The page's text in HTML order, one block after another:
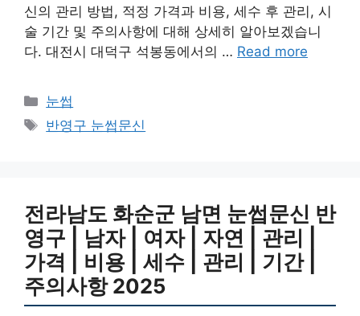
신의 관리 방법, 적정 가격과 비용, 세수 후 관리, 시
술 기간 및 주의사항에 대해 상세히 알아보겠습니
다. 대전시 대덕구 석봉동에서의 … Read more
카
테
눈썹
태
반영구 눈썹문신
전라남도 화순군 남면 눈썹문신 반
영구 | 남자 | 여자 | 자연 | 관리 |
가격 | 비용 | 세수 | 관리 | 기간 |
주의사항 2025